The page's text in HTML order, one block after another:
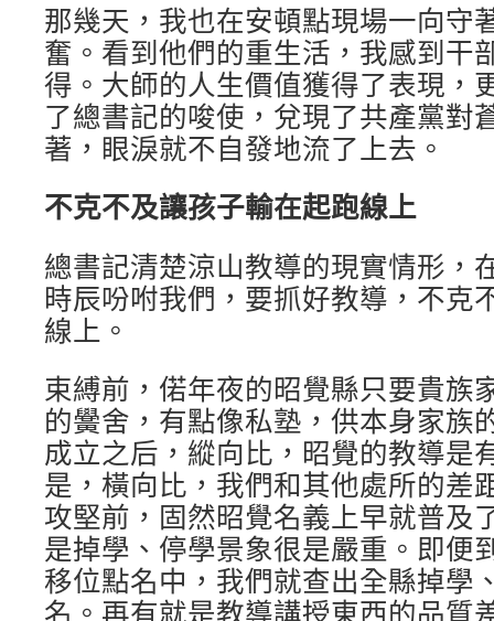
那幾天，我也在安頓點現場一向守
奮。看到他們的重生活，我感到干
得。大師的人生價值獲得了表現，
了總書記的唆使，兌現了共產黨對
著，眼淚就不自發地流了上去。
不克不及讓孩子輸在起跑線上
總書記清楚涼山教導的現實情形，
時辰吩咐我們，要抓好教導，不克
線上。
束縛前，偌年夜的昭覺縣只要貴族
的黌舍，有點像私塾，供本身家族
成立之后，縱向比，昭覺的教導是
是，橫向比，我們和其他處所的差
攻堅前，固然昭覺名義上早就普及
是掉學、停學景象很是嚴重。即便
移位點名中，我們就查出全縣掉學
名。再有就是教導講授東西的品質